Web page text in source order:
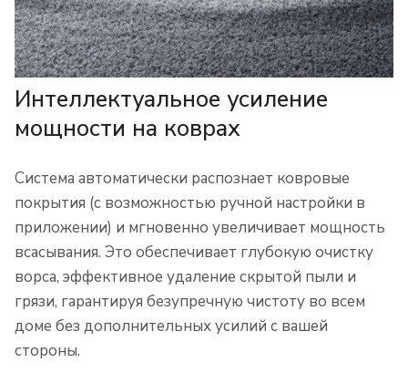
Интеллектуальное усиление
мощности на коврах
Система автоматически распознает ковровые
покрытия (с возможностью ручной настройки в
приложении) и мгновенно увеличивает мощность
всасывания. Это обеспечивает глубокую очистку
ворса, эффективное удаление скрытой пыли и
грязи, гарантируя безупречную чистоту во всем
доме без дополнительных усилий с вашей
стороны.